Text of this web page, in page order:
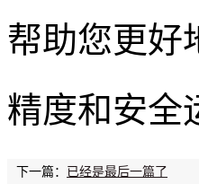
帮助您更好
精度和安全
下一篇： 已经是最后一篇了